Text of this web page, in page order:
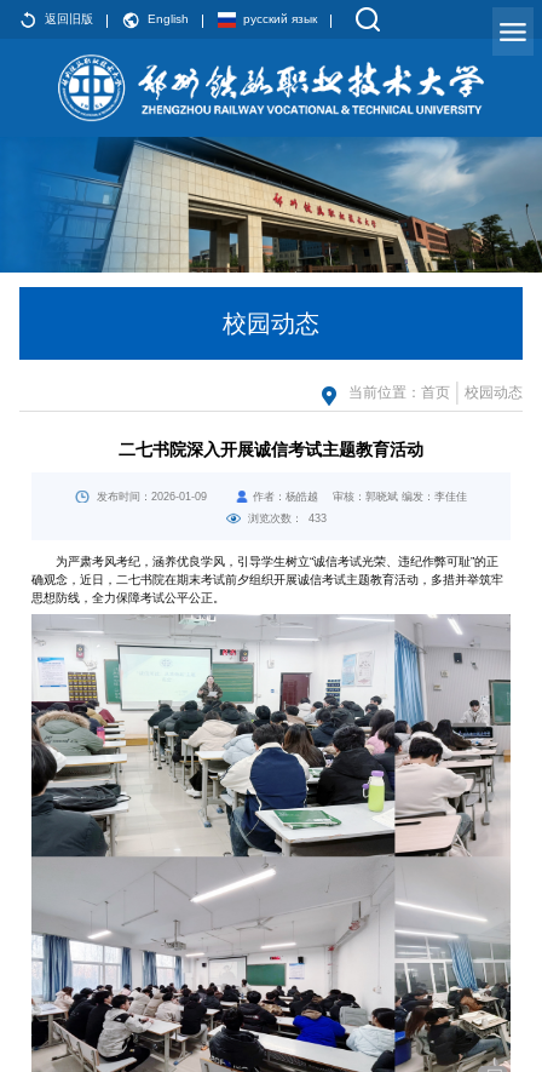
返回旧版 English русский язык
校园动态
当前位置： 首页 校园动态
二七书院深入开展诚信考试主题教育活动
发布时间：2026-01-09
作者：杨皓越 审核：郭晓斌 编发：李佳佳
浏览次数：
433
为严肃考风考纪，涵养优良学风，引导学生树立“诚信考试光荣、违纪作弊可耻”的正
确观念，近日，二七书院在期末考试前夕组织开展诚信考试主题教育活动，多措并举筑牢
思想防线，全力保障考试公平公正。